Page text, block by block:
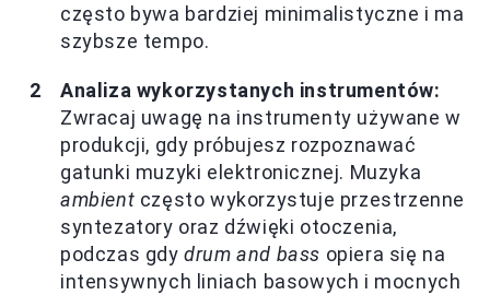
często bywa bardziej minimalistyczne i ma
szybsze tempo.
Analiza wykorzystanych instrumentów:
Zwracaj uwagę na instrumenty używane w
produkcji, gdy próbujesz rozpoznawać
gatunki muzyki elektronicznej. Muzyka
ambient często wykorzystuje przestrzenne
syntezatory oraz dźwięki otoczenia,
podczas gdydrum and bass opiera się na
intensywnych liniach basowych i mocnych